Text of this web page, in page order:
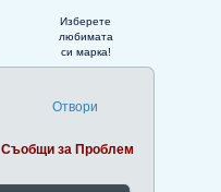
Изберете
любимата
си марка!
Отвори
Съобщи за Проблем